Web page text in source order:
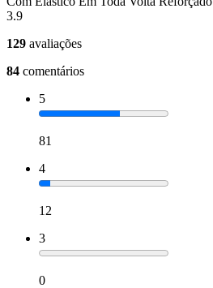
3.9
129 avaliações
84 comentários
5
81
4
12
3
0